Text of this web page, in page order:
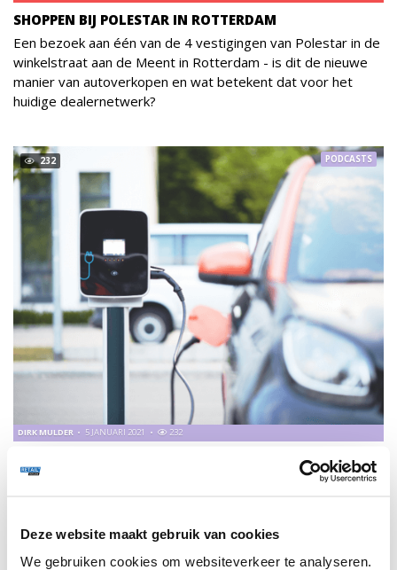
Deze website maakt gebruik van cookies
We gebruiken cookies om websiteverkeer te analyseren.
SHOPPEN BIJ POLESTAR IN ROTTERDAM
Een bezoek aan één van de 4 vestigingen van Polestar in de
winkelstraat aan de Meent in Rotterdam - is dit de nieuwe
manier van autoverkopen en wat betekent dat voor het
huidige dealernetwerk?
232
AUTOVERKOOP VERPLAATST ZICH NAAR DE
WINKELSTRAAT
DIRK MULDER 5 JANUARI 2021 232
PODCASTS
concurrent die Tesla op dit moment in Europa het meest op
de hielen zit.